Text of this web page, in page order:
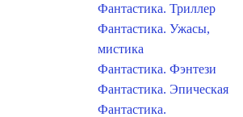
Фантастика. Триллер
Фантастика. Ужасы,
мистика
Фантастика. Фэнтези
Фантастика. Эпическая
Фантастика.